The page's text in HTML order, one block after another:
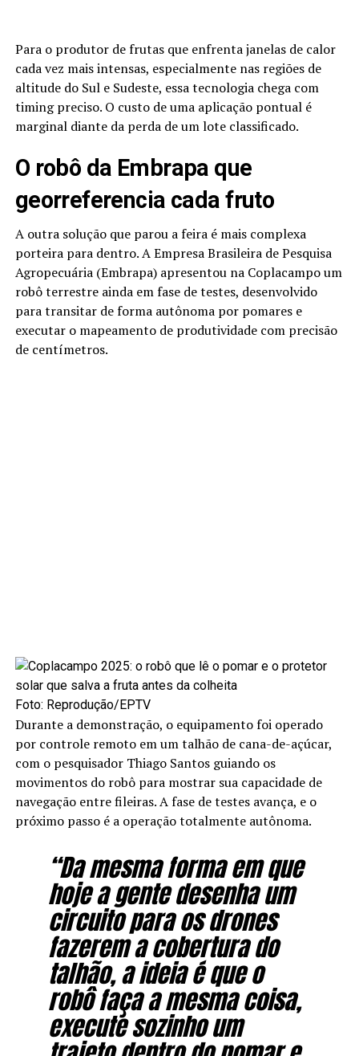
Para o produtor de frutas que enfrenta janelas de calor
cada vez mais intensas, especialmente nas regiões de
altitude do Sul e Sudeste, essa tecnologia chega com
timing preciso. O custo de uma aplicação pontual é
marginal diante da perda de um lote classificado.
O robô da Embrapa que
georreferencia cada fruto
A outra solução que parou a feira é mais complexa
porteira para dentro. A Empresa Brasileira de Pesquisa
Agropecuária (Embrapa) apresentou na Coplacampo um
robô terrestre ainda em fase de testes, desenvolvido
para transitar de forma autônoma por pomares e
executar o mapeamento de produtividade com precisão
de centímetros.
Foto: Reprodução/EPTV
Durante a demonstração, o equipamento foi operado
por controle remoto em um talhão de cana-de-açúcar,
com o pesquisador Thiago Santos guiando os
movimentos do robô para mostrar sua capacidade de
navegação entre fileiras. A fase de testes avança, e o
próximo passo é a operação totalmente autônoma.
“Da mesma forma em que
hoje a gente desenha um
circuito para os drones
fazerem a cobertura do
talhão, a ideia é que o
robô faça a mesma coisa,
execute sozinho um